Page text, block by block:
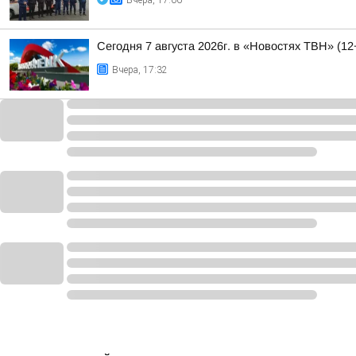
Сегодня 7 августа 2026г. в «Новостях ТВН»
Вчера, 17:32